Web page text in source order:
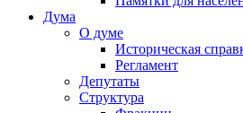
Дума
О думе
Историческая
Регламент
Депутаты
Структура